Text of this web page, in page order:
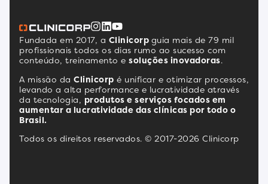
Fundada em 2017, a Clinicorp guia mais de 79 mil
profissionais todos os dias rumo ao sucesso com
conteúdo, treinamento e soluções inovadoras.
A missão da Clinicorp é unificar e otimizar processos,
levando a alta performance e lucratividade através
da tecnologia, produtos e serviços focados em
aumentar a lucratividade das clínicas por todo o
Brasil.
Todos os direitos reservados. © 2017-2026 Clinicorp